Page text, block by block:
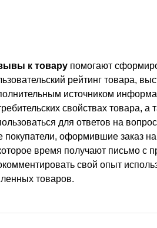
к товару помогают
рейтинг товара,
источником
свойствах товара, а
для ответов на
покупатели, оформившие заказ на
время получают письмо с
свой опыт
товаров.